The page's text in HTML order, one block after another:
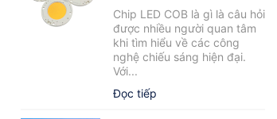
Chip LED COB là gì là câu hỏi
được nhiều người quan tâm
khi tìm hiểu về các công
nghệ chiếu sáng hiện đại.
Với...
Đọc tiếp